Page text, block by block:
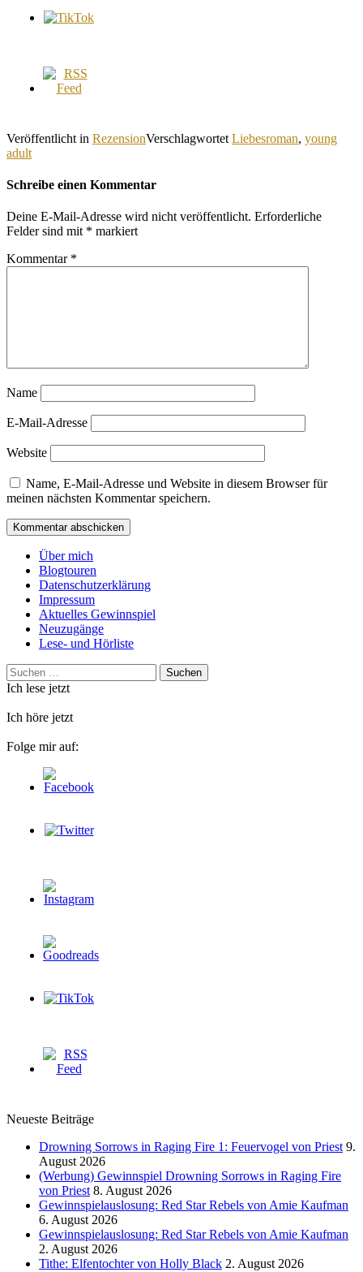
Veröffentlicht in RezensionVerschlagwortet Liebesroman, young
adult
Schreibe einen Kommentar
Deine E-Mail-Adresse wird nicht veröffentlicht. Erforderliche
Felder sind mit * markiert
Kommentar *
Name
E-Mail-Adresse
Website
Name, E-Mail-Adresse und Website in diesem Browser für
meinen nächsten Kommentar speichern.
Über mich
Blogtouren
Datenschutzerklärung
Impressum
Aktuelles Gewinnspiel
Neuzugänge
Lese- und Hörliste
Suchen
nach:
Ich lese jetzt
Ich höre jetzt
Folge mir auf:
Neueste Beiträge
Drowning Sorrows in Raging Fire 1: Feuervogel von Priest 9.
August 2026
(Werbung) Gewinnspiel Drowning Sorrows in Raging Fire
von Priest 8. August 2026
Gewinnspielauslosung: Red Star Rebels von Amie Kaufman
6. August 2026
Gewinnspielauslosung: Red Star Rebels von Amie Kaufman
2. August 2026
Tithe: Elfentochter von Holly Black 2. August 2026